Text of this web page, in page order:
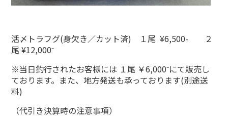
活〆トラフグ(身欠き／カット済) １尾 ¥6,500- ２
尾 ¥12,000⁻
※当日釣行されたお客様には １尾 ￥6,000⁻にて販売し
ております。また、地方発送も承っております(別途送
料)
（代引き決算時の注意事項）